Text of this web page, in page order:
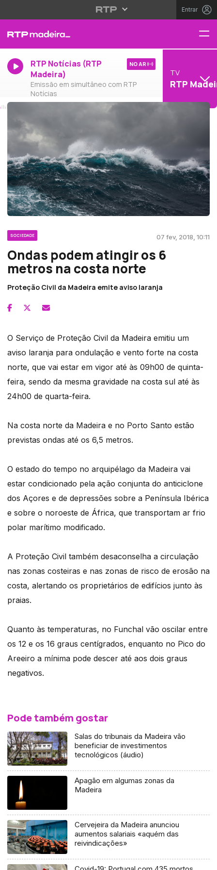
Entrar
RTP Notícias (RTP
Madeira)
Emissão em simultâneo com RTP
Notícias
NO AR
TV
RTP
SOCIEDADE 07 fev, 2018, 10:11
Ondas podem atingir os 6
metros na costa norte
Proteção Civil da Madeira emite aviso laranja
O Serviço de Proteção Civil da Madeira emitiu um
aviso laranja para ondulação e vento forte na costa
norte, que vai estar em vigor até às 09h00 de quinta-
feira, sendo da mesma gravidade na costa sul até às
24h00 de quarta-feira.
Na costa norte da Madeira e no Porto Santo estão
previstas ondas até os 6,5 metros.
O estado do tempo no arquipélago da Madeira vai
estar condicionado pela ação conjunta do anticiclone
dos Açores e de depressões sobre a Península Ibérica
e sobre o noroeste de África, que transportam ar frio
polar marítimo modificado.
A Proteção Civil também desaconselha a circulação
nas zonas costeiras e nas zonas de risco de erosão na
costa, alertando os proprietários de edifícios junto às
praias.
Quanto às temperaturas, no Funchal vão oscilar entre
os 12 e os 16 graus centígrados, enquanto no Pico do
Areeiro a mínima pode descer até aos dois graus
negativos.
Pode também gostar
Salas do tribunais da Madeira vão
beneficiar de investimentos
tecnológicos (áudio)
Apagão em algumas zonas da
Madeira
Cervejeira da Madeira anunciou
aumentos salariais «aquém das
reivindicações»